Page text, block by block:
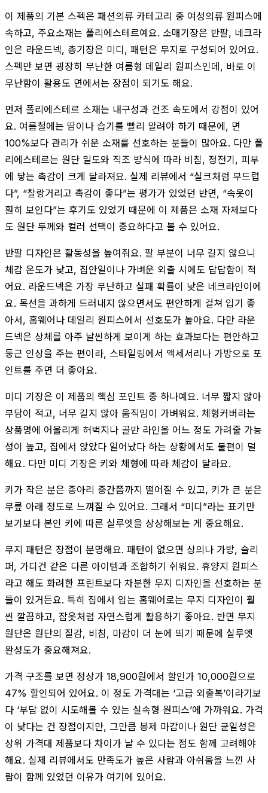
이 제품의 기본 스펙은 패션의류 카테고리 중 여성의류 원피스에
속하고, 주요소재는 폴리에스테르예요. 소매기장은 반팔, 네크라
인은 라운드넥, 총기장은 미디, 패턴은 무지로 구성되어 있어요.
스펙만 보면 굉장히 무난한 여름형 데일리 원피스인데, 바로 이
무난함이 활용도 면에서는 장점이 되기도 해요.
먼저 폴리에스테르 소재는 내구성과 건조 속도에서 강점이 있어
요. 여름철에는 땀이나 습기를 빨리 말려야 하기 때문에, 면
100%보다 관리가 쉬운 소재를 선호하는 분들이 많아요. 다만 폴
리에스테르는 원단 밀도와 직조 방식에 따라 비침, 정전기, 피부
에 닿는 촉감이 크게 달라져요. 실제 리뷰에서 “실크처럼 부드럽
다”, “찰랑거리고 촉감이 좋다”는 평가가 있었던 반면, “속옷이
훤히 보인다”는 후기도 있었기 때문에 이 제품은 소재 자체보다
도 원단 두께와 컬러 선택이 중요하다고 볼 수 있어요.
반팔 디자인은 활동성을 높여줘요. 팔 부분이 너무 길지 않으니
체감 온도가 낮고, 집안일이나 가벼운 외출 시에도 답답함이 적
어요. 라운드넥은 가장 무난하고 실패 확률이 낮은 네크라인이에
요. 목선을 과하게 드러내지 않으면서도 편안하게 걸쳐 입기 좋
아서, 홈웨어나 데일리 원피스에서 선호도가 높아요. 다만 라운
드넥은 상체를 아주 날씬하게 보이게 하는 효과보다는 편안하고
둥근 인상을 주는 편이라, 스타일링에서 액세서리나 가방으로 포
인트를 주면 더 좋아요.
미디 기장은 이 제품의 핵심 포인트 중 하나예요. 너무 짧지 않아
부담이 적고, 너무 길지 않아 움직임이 가벼워요. 체형커버라는
상품명에 어울리게 허벅지나 골반 라인을 어느 정도 가려줄 가능
성이 높고, 집에서 앉았다 일어났다 하는 상황에서도 불편이 덜
해요. 다만 미디 기장은 키와 체형에 따라 체감이 달라요.
키가 작은 분은 종아리 중간쯤까지 떨어질 수 있고, 키가 큰 분은
무릎 아래 정도로 느껴질 수 있어요. 그래서 “미디”라는 표기만
보기보다 본인 키에 따른 실루엣을 상상해보는 게 중요해요.
무지 패턴은 장점이 분명해요. 패턴이 없으면 상의나 가방, 슬리
퍼, 가디건 같은 다른 아이템과 조합하기 쉬워요. 휴양지 원피스
라고 해도 화려한 프린트보다 차분한 무지 디자인을 선호하는 분
들이 있거든요. 특히 집에서 입는 홈웨어로는 무지 디자인이 훨
씬 깔끔하고, 잠옷처럼 자연스럽게 활용하기 좋아요. 반면 무지
원단은 원단의 질감, 비침, 마감이 더 눈에 띄기 때문에 실루엣
완성도가 중요해져요.
가격 구조를 보면 정상가 18,900원에서 할인가 10,000원으로
47% 할인되어 있어요. 이 정도 가격대는 ‘고급 외출복’이라기보
다 ‘부담 없이 시도해볼 수 있는 실속형 원피스’에 가까워요. 가격
이 낮다는 건 장점이지만, 그만큼 봉제 마감이나 원단 균일성은
상위 가격대 제품보다 차이가 날 수 있다는 점도 함께 고려해야
해요. 실제 리뷰에서도 만족도가 높은 사람과 아쉬움을 느낀 사
람이 함께 있었던 이유가 여기에 있어요.